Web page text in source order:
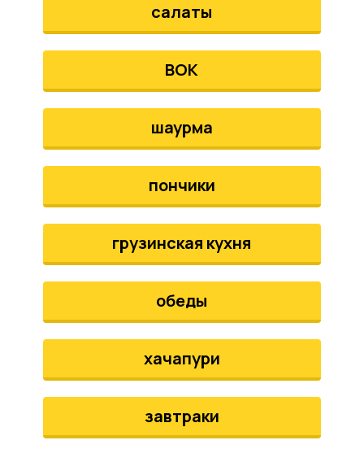
салаты
ВОК
шаурма
пончики
грузинская кухня
обеды
хачапури
завтраки